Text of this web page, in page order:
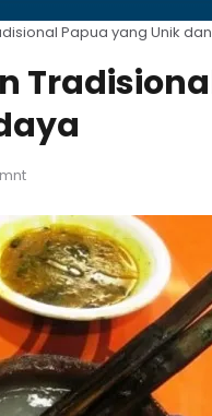
Papua yang Unik